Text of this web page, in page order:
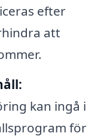
efter
att
kan ingå i
för